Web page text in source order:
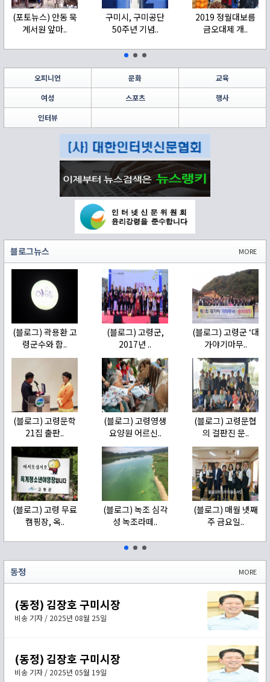
(포토뉴스) 안동 묵
계서원 앞마..
구미시, 구미공단
50주년 기념..
2019 정월대보름
금오대제 개..
오피니언 문화
교육
여성
스포츠
행사
인터뷰
MORE
블로그뉴스
(블로그) 곽용환 고
령군수와 함..
(블로그) 고령군,
2017년 ..
(블로그) 고령군 ‘대
가야기마무..
(블로그) 고령문학
21집 출판..
(블로그) 고령영생
요양원 어르신..
(블로그) 고령문협
의 걸판진 문..
(블로그) 고령 무료
캠핑장, 옥..
(블로그) 녹조 심각
성 녹조라떼..
(블로그) 매월 넷째
주 금요일..
MORE
동정
(동정) 김장호 구미시장
비송 기자 / 2025년 08월 25일
(동정) 김장호 구미시장
비송 기자 / 2025년 05월 19일